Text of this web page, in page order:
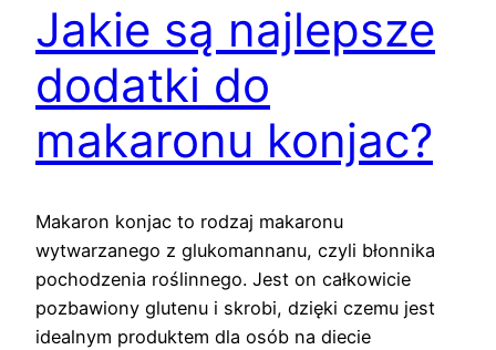
Jakie są najlepsze
dodatki do
makaronu konjac?
Makaron konjac to rodzaj makaronu
wytwarzanego z glukomannanu, czyli błonnika
pochodzenia roślinnego. Jest on całkowicie
pozbawiony glutenu i skrobi, dzięki czemu jest
idealnym produktem dla osób na diecie